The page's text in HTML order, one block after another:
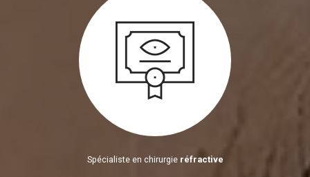
Spécialiste en chirurgie réfractive